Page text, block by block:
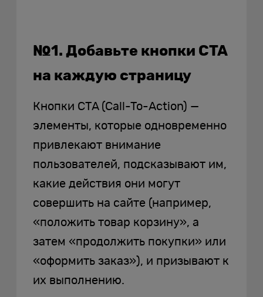
№1. Добавьте кнопки CTA
на каждую страницу
Кнопки CTA (Call-To-Action) —
элементы, которые одновременно
привлекают внимание
пользователей, подсказывают им,
какие действия они могут
совершить на сайте (например,
«положить товар корзину», а
затем «продолжить покупки» или
«оформить заказ»), и призывают к
их выполнению.